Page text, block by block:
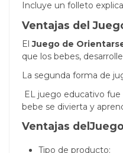
Incluye un folleto
Ventajas del
ElJuego de
que los bebes,
La segunda forma de
EL juego educativo fue
bebe se divierta y
Ventajas
Tipo de producto: